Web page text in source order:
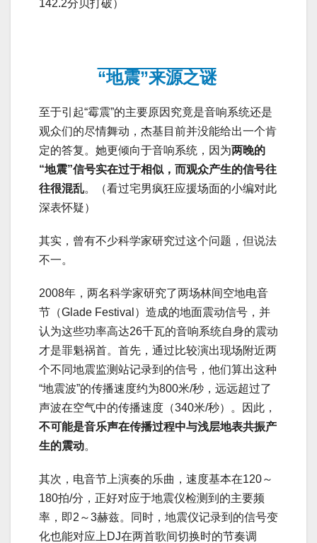
142.2分贝打破）
“地震”来源之谜
至于引起“霉震”的主要原因究竟是音响系统还是
观众们的尽情舞动，杰基目前并没能给出一个肯
定的答复。她更倾向于音响系统，因为两晚的
“地震”信号实在过于相似，而观众产生的信号往
往很混乱。（看过宅男疯狂应援场面的小编对此
深表怀疑）
其实，曾有不少科学家研究过这个问题，但说法
不一。
2008年，两名科学家研究了两场林间空地电音
节（Glade Festival）造成的地面震动信号，并
认为这些功率高达26千瓦的音响系统自身的震动
才是罪魁祸首。首先，通过比较演出现场附近两
个不同地震监测站记录到的信号，他们算出这种
“地震波”的传播速度约为800米/秒，远远超过了
声波在空气中的传播速度（340米/秒）。因此，
不可能是音乐声在传播过程中与浅层地表共振产
生的震动。
其次，电音节上演奏的乐曲，速度基本在120～
180拍/分，正好对应于地震仪检测到的主要频
率，即2～3赫兹。同时，地震仪记录到的信号变
化也能对应上DJ在两首歌间切换时的节奏调